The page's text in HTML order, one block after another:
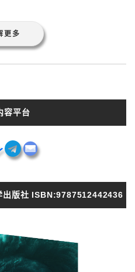
更多
容平台
出版社 ISBN:9787512442436